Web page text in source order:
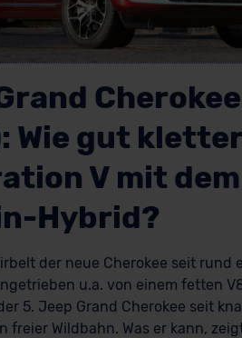
Wie gut
V mit dem
Hybrid?
der neue Cherokee seit rund
u.a. von einem fetten
5. Jeep Grand Cherokee seit
freier Wildbahn. Was er kann,